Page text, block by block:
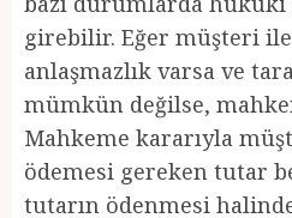
girebilir. Eğer müşteri
anlaşmazlık varsa ve
mümkün değilse,
Mahkeme kararıyla
ödemesi gereken tutar
tutarın ödenmesi